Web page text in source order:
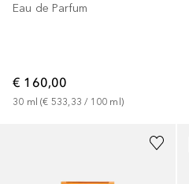
Eau de Parfum
€ 160,00
30 ml (€ 533,33 / 100 ml)